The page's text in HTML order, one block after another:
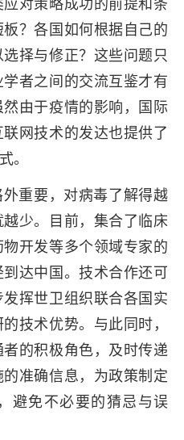
？各国如何根据自己的
择与修正？这些问题只
者之间的交流互鉴才有
由于疫情的影响，国际
网技术的发达也提供了
。
重要，对病毒了解得越
少。目前，集合了临床
开发等多个领域专家的
达中国。技术合作还可
挥世卫组织联合各国实
技术优势。与此同时，
的积极角色，及时传递
准确信息，为政策制定
避免不必要的猜忌与误